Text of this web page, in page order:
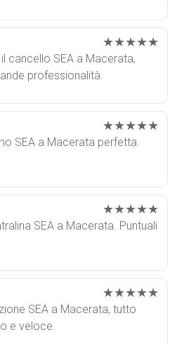
★★★★★
cancello SEA a Macerata,
professionalità.
★★★★★
SEA a Macerata perfetta.
★★★★★
SEA a Macerata. Puntuali
★★★★★
SEA a Macerata, tutto
e veloce.